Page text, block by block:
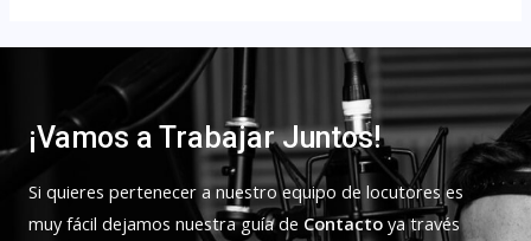
¡Vamos a Trabajar Juntos!
Si quieres pertenecer a nuestro equipo de locutores es
muy fácil dejamos nuestra guía de Contacto ya través